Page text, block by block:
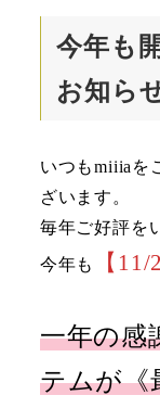
今年も
お知ら
いつもmiiiaを
ざいます。
毎年ご好評を
今年も
【11/
一年の感
テムが《